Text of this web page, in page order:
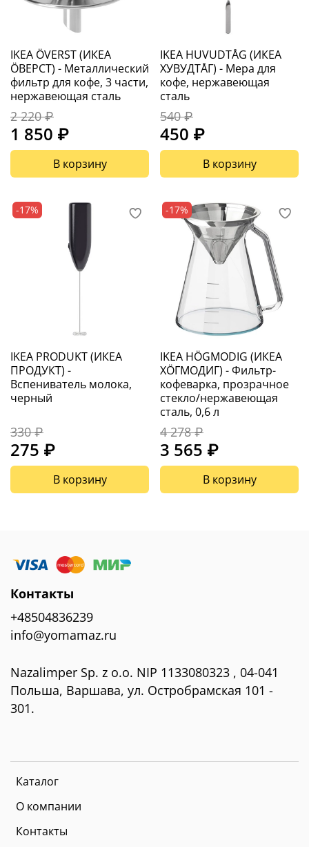
IKEA ÖVERST (ИКЕА
ÖВЕРСТ) - Металлический
фильтр для кофе, 3 части,
нержавеющая сталь
2 220 ₽
1 850 ₽
В корзину
IKEA HUVUDTÅG (ИКЕА
ХУВУДТÅГ) - Мера для
кофе, нержавеющая
сталь
540 ₽
450 ₽
В корзину
-17%
IKEA PRODUKT (ИКЕА
ПРОДУКТ) -
Вспениватель молока,
черный
330 ₽
275 ₽
В корзину
-17%
IKEA HÖGMODIG (ИКЕА
ХÖГМОДИГ) - Фильтр-
кофеварка, прозрачное
стекло/нержавеющая
сталь, 0,6 л
4 278 ₽
3 565 ₽
В корзину
Каталог
О компании
Контакты
Контакты
+48504836239
info@yomamaz.ru
Nazalimper Sp. z o.o. NIP 1133080323 , 04-041
Польша, Варшава, ул. Остробрамская 101 -
301.